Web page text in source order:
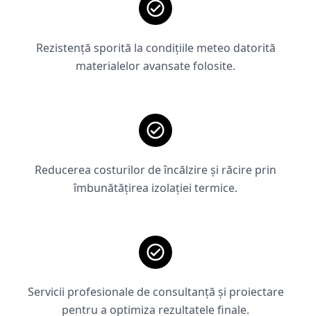
Rezistență sporită la condițiile meteo datorită
materialelor avansate folosite.
Reducerea costurilor de încălzire și răcire prin
îmbunătățirea izolației termice.
Servicii profesionale de consultanță și proiectare
pentru a optimiza rezultatele finale.